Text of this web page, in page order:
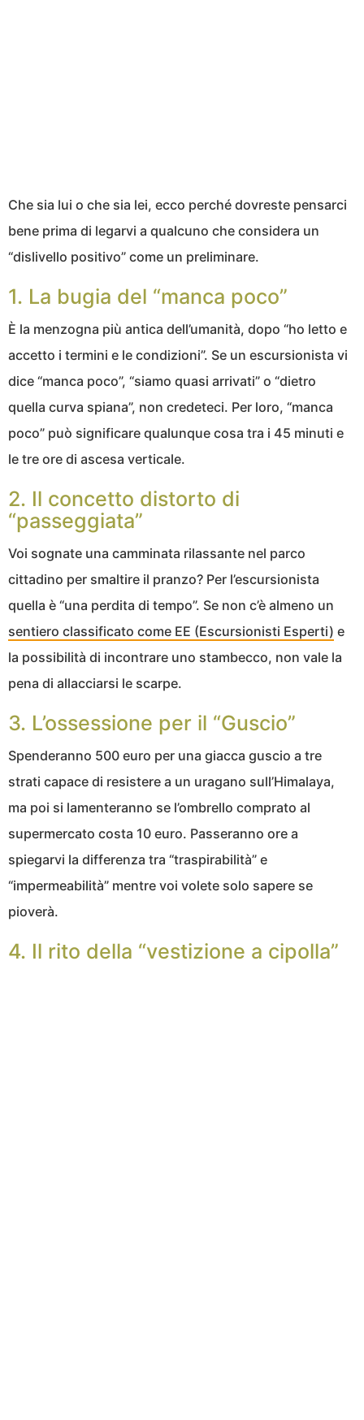
Che sia lui o che sia lei, ecco perché dovreste pensarci
bene prima di legarvi a qualcuno che considera un
“dislivello positivo” come un preliminare.
1. La bugia del “manca poco”
È la menzogna più antica dell’umanità, dopo “ho letto e
accetto i termini e le condizioni”. Se un escursionista vi
dice “manca poco”, “siamo quasi arrivati” o “dietro
quella curva spiana”, non credeteci. Per loro, “manca
poco” può significare qualunque cosa tra i 45 minuti e
le tre ore di ascesa verticale.
2. Il concetto distorto di
“passeggiata”
Voi sognate una camminata rilassante nel parco
cittadino per smaltire il pranzo? Per l’escursionista
quella è “una perdita di tempo”. Se non c’è almeno un
sentiero classificato come EE (Escursionisti Esperti) e
la possibilità di incontrare uno stambecco, non vale la
pena di allacciarsi le scarpe.
3. L’ossessione per il “Guscio”
Spenderanno 500 euro per una giacca guscio a tre
strati capace di resistere a un uragano sull’Himalaya,
ma poi si lamenteranno se l’ombrello comprato al
supermercato costa 10 euro. Passeranno ore a
spiegarvi la differenza tra “traspirabilità” e
“impermeabilità” mentre voi volete solo sapere se
pioverà.
4. Il rito della “vestizione a cipolla”